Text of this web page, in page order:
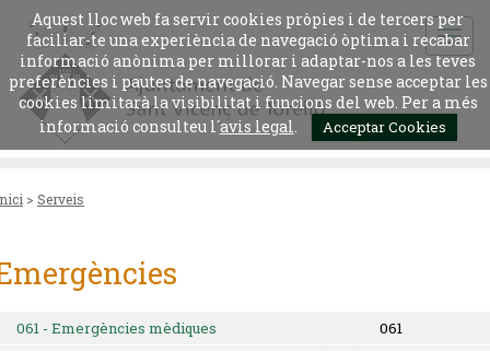
Aquest lloc web fa servir cookies pròpies i de tercers per
faciliar-te una experiència de navegació òptima i recabar
informació anònima per millorar i adaptar-nos a les teves
preferències i pautes de navegació. Navegar sense acceptar les
cookies limitarà la visibilitat i funcions del web. Per a més
informació consulteu l´avis legal. Acceptar Cookies
> Serveis
061 - Emergències mèdiques
061